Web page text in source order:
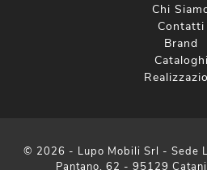
Chi
Contatti
Brand
Cataloghi
© 2026 - Lupo Mobili Srl - Sede
Pantano, 62 - 95129